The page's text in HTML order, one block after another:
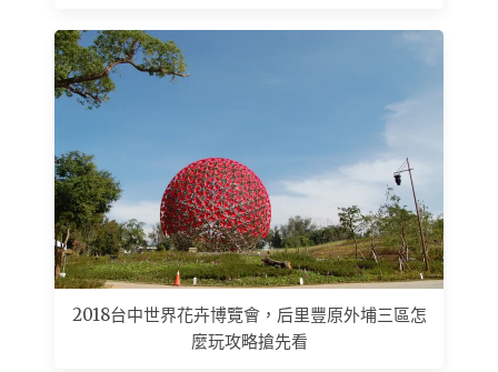
2018台中世界花卉博覽會，后里豐原外埔三區怎
麼玩攻略搶先看